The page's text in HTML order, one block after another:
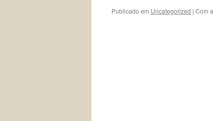
Publicado em Uncategorized | Com